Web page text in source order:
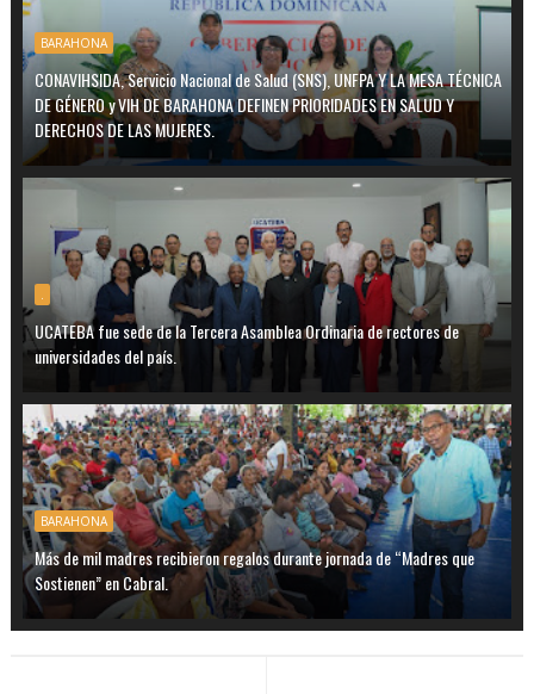
BARAHONA
CONAVIHSIDA, Servicio Nacional de Salud (SNS), UNFPA Y LA MESA TÉCNICA
DE GÉNERO y VIH DE BARAHONA DEFINEN PRIORIDADES EN SALUD Y
DERECHOS DE LAS MUJERES.
.
UCATEBA fue sede de la Tercera Asamblea Ordinaria de rectores de
universidades del país.
BARAHONA
Más de mil madres recibieron regalos durante jornada de “Madres que
Sostienen” en Cabral.